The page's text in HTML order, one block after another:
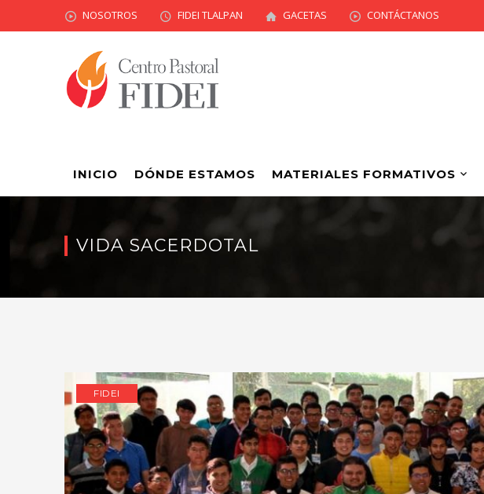
NOSOTROS FIDEI TLALPAN GACETAS CONTÁCTANOS
INICIO DÓNDE ESTAMOS MATERIALES FORMATIVOS
VIDA SACERDOTAL
FIDEI